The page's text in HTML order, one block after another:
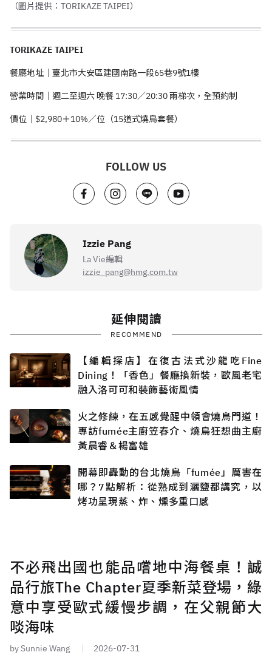
（圖片提供：TORIKAZE TAIPEI）
TORIKAZE TAIPEI
餐廳地址｜臺北市大安區建國南路一段65巷9號1樓
營業時間｜週二至週六 晚餐 17:30／20:30兩梯次，全預約制
價位｜ $2,980＋10%／位（15道式燒鳥套餐）
FOLLOW US
Izzie Pang
La Vie編輯
izzie_pang@hmg.com.tw
延伸閱讀
RECOMMEND
【編輯探店】在復古法式沙龍吃Fine
Dining！「香色」餐廳換新裝，歐風老宅
融入洛可可和裝飾藝術風情
火之修練，在五感覺醒中領會燒鳥門道！
專訪fumée主廚笠春介、燒鳥狂想曲主廚
黃晨睿＆楊富雄
開幕即轟動的台北燒鳥「fumée」厲害在
哪？7點解析：從熟成到灑鹽都講究，以
烤功呈現蒸、炸、燻多重口感
不必飛出國也能品嚐地中海餐桌！誠
品行旅The Chapter夏季新菜登場，綠
意中享受歐式緩慢步調，在父親節大
啖海味
by Sunnie Wang 2026-07-31